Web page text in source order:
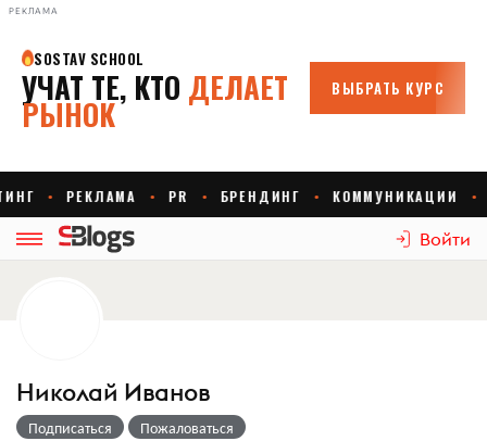
РЕКЛАМА
Войти
Николай Иванов
Подписаться Пожаловаться